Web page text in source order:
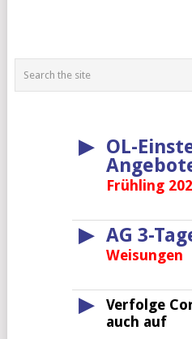
▶
OL-
Frühling
▶ AG 3-
Weisungen
▶
Verfolge
auch auf